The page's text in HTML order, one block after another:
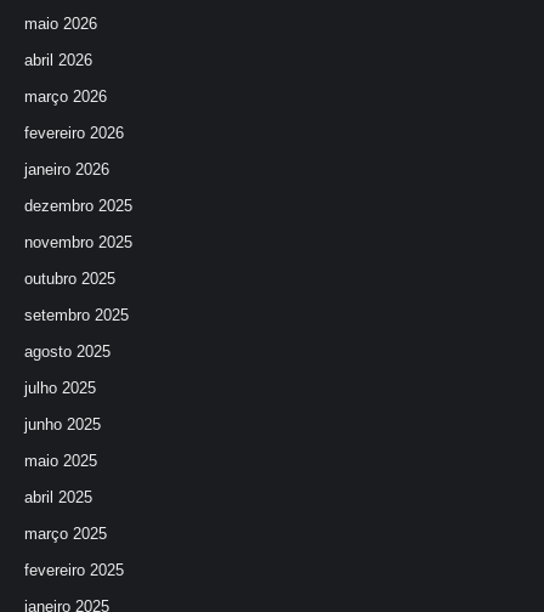
maio 2026
abril 2026
março 2026
fevereiro 2026
janeiro 2026
dezembro 2025
novembro 2025
outubro 2025
setembro 2025
agosto 2025
julho 2025
junho 2025
maio 2025
abril 2025
março 2025
fevereiro 2025
janeiro 2025